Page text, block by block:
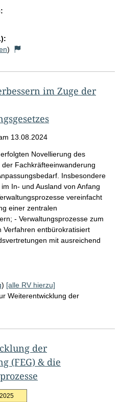
)
im Zuge der
13.08.2024
Novellierung des
Fachkräfteeinwanderung
Insbesondere
In- und Ausland von Anfang
vereinfacht
einer zentralen
- Verwaltungsprozesse zum
Verfahren entbürokratisiert
mit ausreichend
) [alle RV hierzu]
Weiterentwicklung der
der
(FEG) & die